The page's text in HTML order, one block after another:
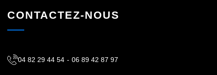
CONTACTEZ-NOUS
04 82 29 44 54 - 06 89 42 87 97